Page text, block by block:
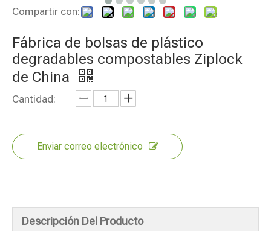
Compartir con:
Fábrica de bolsas de plástico
degradables compostables Ziplock
de China
Cantidad:
Enviar correo electrónico
Descripción Del Producto